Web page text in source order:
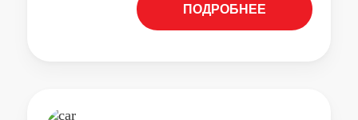
ПОДРОБНЕЕ